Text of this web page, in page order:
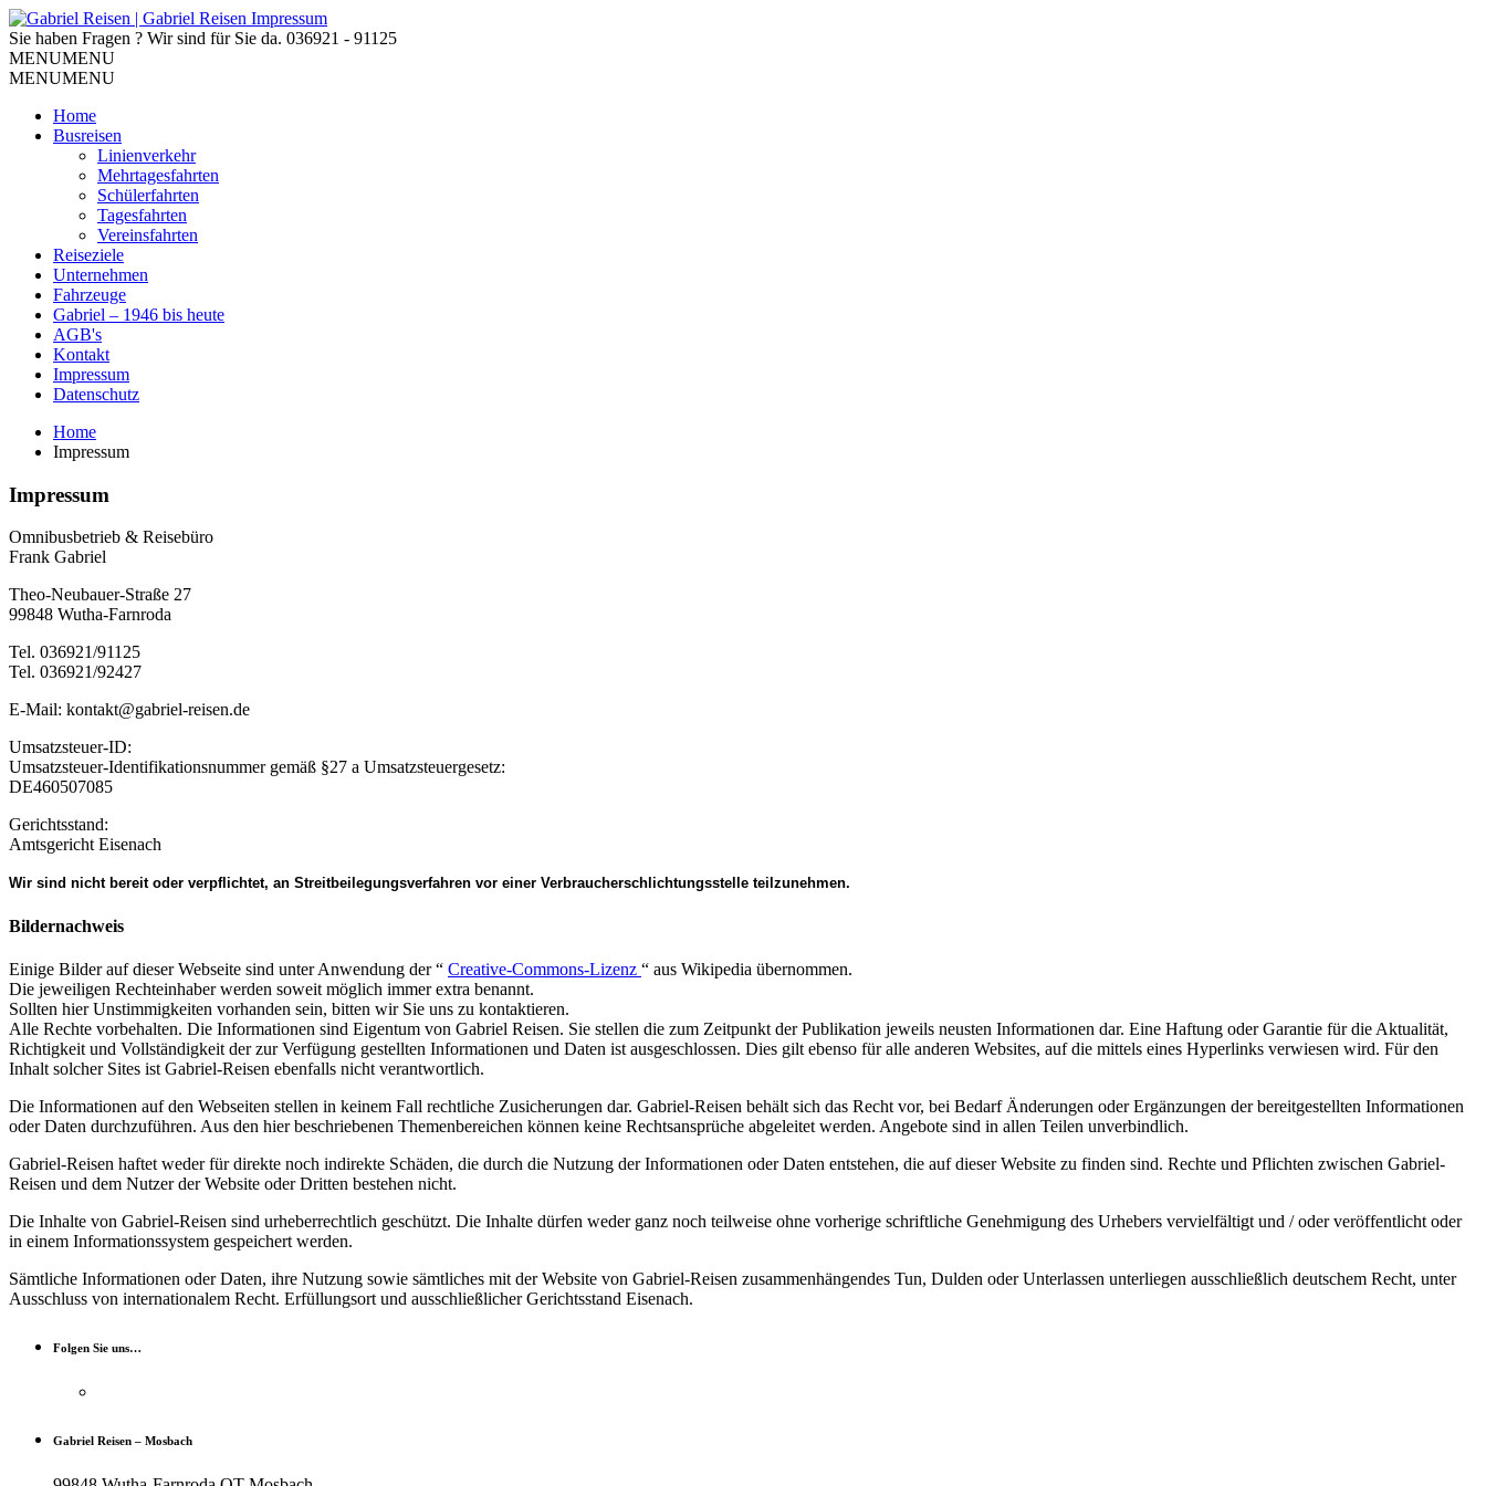
Sie haben Fragen ? Wir sind für Sie da. 036921 - 91125
MENUMENU
MENUMENU
Home
Busreisen
Linienverkehr
Mehrtagesfahrten
Schülerfahrten
Tagesfahrten
Vereinsfahrten
Reiseziele
Unternehmen
Fahrzeuge
Gabriel – 1946 bis heute
AGB's
Kontakt
Impressum
Datenschutz
Home
Impressum
Impressum
Omnibusbetrieb & Reisebüro
Frank Gabriel
Theo-Neubauer-Straße 27
99848 Wutha-Farnroda
Tel. 036921/91125
Tel. 036921/92427
E-Mail: kontakt@gabriel-reisen.de
Umsatzsteuer-ID:
Umsatzsteuer-Identifikationsnummer gemäß §27 a Umsatzsteuergesetz:
DE460507085
Gerichtsstand:
Amtsgericht Eisenach
Wir sind nicht bereit oder verpflichtet, an Streitbeilegungsverfahren vor einer Verbraucherschlichtungsstelle teilzunehmen.
Bildernachweis
Einige Bilder auf dieser Webseite sind unter Anwendung der “ Creative-Commons-Lizenz “ aus Wikipedia übernommen.
Die jeweiligen Rechteinhaber werden soweit möglich immer extra benannt.
Sollten hier Unstimmigkeiten vorhanden sein, bitten wir Sie uns zu kontaktieren.
Alle Rechte vorbehalten. Die Informationen sind Eigentum von Gabriel Reisen. Sie stellen die zum Zeitpunkt der Publikation jeweils neusten Informationen dar. Eine Haftung oder Garantie für die Aktualität,
Richtigkeit und Vollständigkeit der zur Verfügung gestellten Informationen und Daten ist ausgeschlossen. Dies gilt ebenso für alle anderen Websites, auf die mittels eines Hyperlinks verwiesen wird. Für den
Inhalt solcher Sites ist Gabriel-Reisen ebenfalls nicht verantwortlich.
Die Informationen auf den Webseiten stellen in keinem Fall rechtliche Zusicherungen dar. Gabriel-Reisen behält sich das Recht vor, bei Bedarf Änderungen oder Ergänzungen der bereitgestellten Informationen
oder Daten durchzuführen. Aus den hier beschriebenen Themenbereichen können keine Rechtsansprüche abgeleitet werden. Angebote sind in allen Teilen unverbindlich.
Gabriel-Reisen haftet weder für direkte noch indirekte Schäden, die durch die Nutzung der Informationen oder Daten entstehen, die auf dieser Website zu finden sind. Rechte und Pflichten zwischen Gabriel-
Reisen und dem Nutzer der Website oder Dritten bestehen nicht.
Die Inhalte von Gabriel-Reisen sind urheberrechtlich geschützt. Die Inhalte dürfen weder ganz noch teilweise ohne vorherige schriftliche Genehmigung des Urhebers vervielfältigt und / oder veröffentlicht oder
in einem Informationssystem gespeichert werden.
Sämtliche Informationen oder Daten, ihre Nutzung sowie sämtliches mit der Website von Gabriel-Reisen zusammenhängendes Tun, Dulden oder Unterlassen unterliegen ausschließlich deutschem Recht, unter
Ausschluss von internationalem Recht. Erfüllungsort und ausschließlicher Gerichtsstand Eisenach.
Folgen Sie uns…
Gabriel Reisen – Mosbach